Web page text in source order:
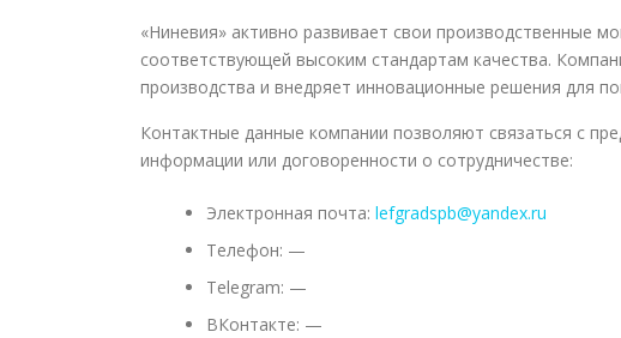
«Ниневия» активно развивает свои производственные
соответствующей высоким стандартам качества.
производства и внедряет инновационные решения для
Контактные данные компании позволяют связаться с
информации или договоренности о сотрудничестве:
Электронная почта: lefgradspb@yandex.ru
Телефон: —
Telegram: —
ВКонтакте: —